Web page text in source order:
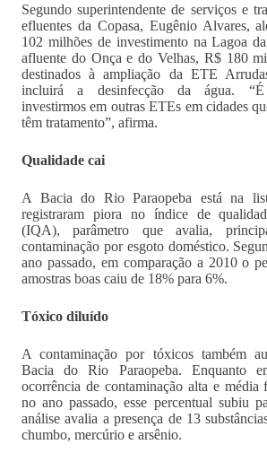
Segundo superintendente de serviços e
efluentes da Copasa, Eugênio Alvares,
102 milhões de investimento na Lagoa
afluente do Onça e do Velhas, R$ 180
destinados à ampliação da ETE
incluirá a desinfecção da água. “É
investirmos em outras ETEs em cidades
têm tratamento”, afirma.
Qualidade cai
A Bacia do Rio Paraopeba está na
registraram piora no índice de
(IQA), parâmetro que avalia,
contaminação por esgoto doméstico.
ano passado, em comparação a 2010 o
amostras boas caiu de 18% para 6%.
Tóxico diluído
A contaminação por tóxicos também
Bacia do Rio Paraopeba. Enquanto
ocorrência de contaminação alta e média
no ano passado, esse percentual subiu
análise avalia a presença de 13
chumbo, mercúrio e arsênio.